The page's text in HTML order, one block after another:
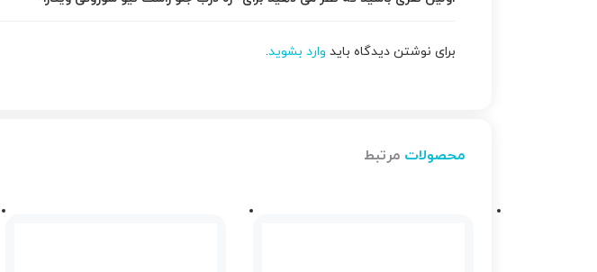
برای نوشتن دیدگاه باید وارد بشوید.
محصولات مرتبط